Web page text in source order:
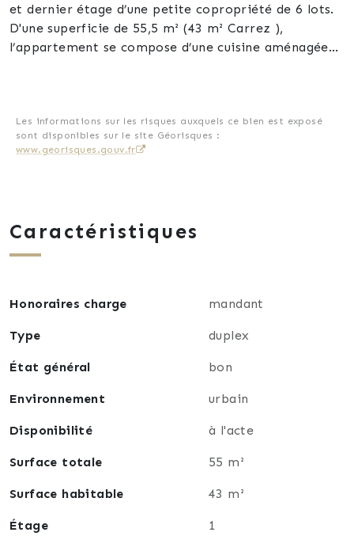
et dernier étage d’une petite copropriété de 6 lots.
D'une superficie de 55,5 m² (43 m² Carrez ),
l’appartement se compose d’une cuisine aménagée
Atouts :
Chauffage électrique individuel
Une visite s'impose. Contactez moi pour organiser
Les informations sur les risques auxquels ce bien est exposé
sont disponibles sur le site Géorisques :
www.georisques.gouv.fr
Caractéristiques
Honoraires charge mandant
Type duplex
État général bon
Environnement urbain
Disponibilité à l'acte
Surface totale 55 m²
Surface habitable 43 m²
Étage 1